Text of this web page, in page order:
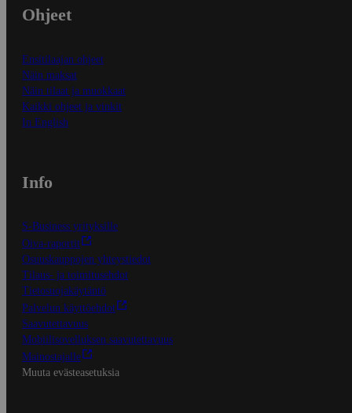
Ohjeet
Ensitilaajan ohjeet
Näin maksat
Näin tilaat ja muokkaat
Kaikki ohjeet ja vinkit
In English
Info
S-Business yrityksille
Oiva-raportit
Osuuskauppojen yhteystiedot
Tilaus- ja toimitusehdot
Tietosuojakäytäntö
Palvelun käyttöehdot
Saavutettavuus
Mobiilisovelluksen saavutettavuus
Mainostajalle
Muuta evästeasetuksia